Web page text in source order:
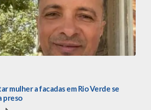
mulher a facadas em Rio Verde se
preso